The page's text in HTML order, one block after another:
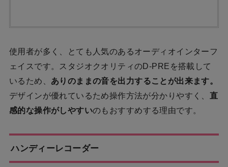
使用者が多く、とても人気のあるオーディオインターフ
ェイスです。スタジオクオリティのD-PREを搭載して
いるため、 ありのままの音を出力することが出来ます。
デザインが優れているため操作方法が分かりやすく、 直
感的な操作がしやすいのもおすすめする理由です。
ハンディーレコーダー